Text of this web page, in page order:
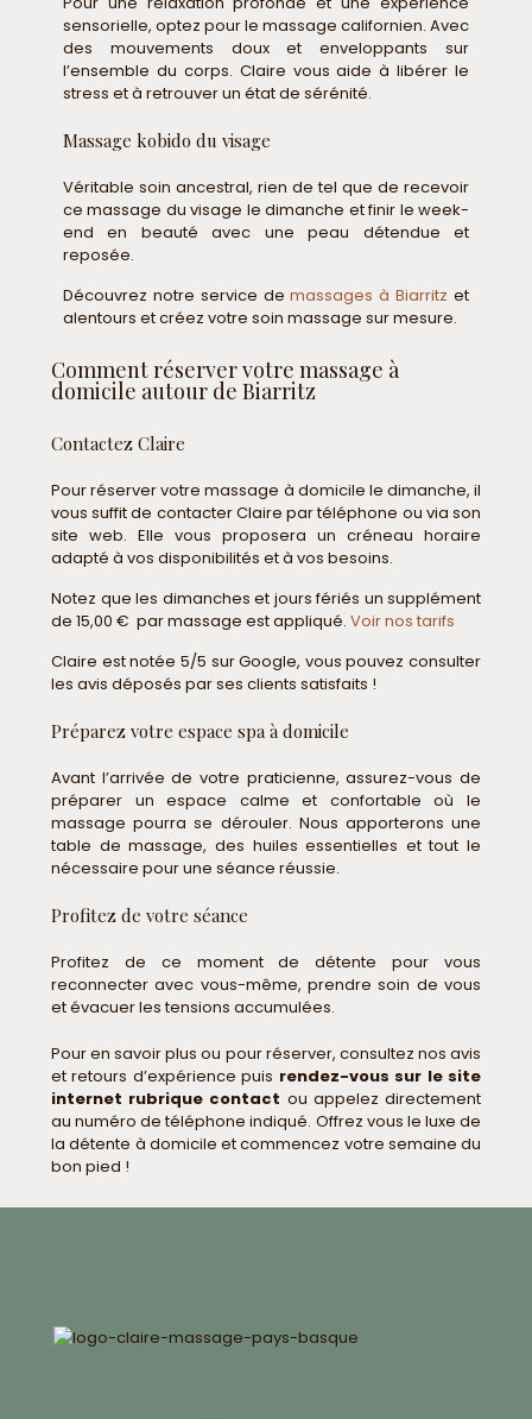
sensorielle, optez pour le massage californien. Avec
des mouvements doux et enveloppants sur
l’ensemble du corps. Claire vous aide à libérer le
stress et à retrouver un état de sérénité.
Massage kobido du visage
Véritable soin ancestral, rien de tel que de recevoir
ce massage du visage le dimanche et finir le week-
end en beauté avec une peau détendue et
reposée.
Découvrez notre service demassages à Biarritz et
alentours et créez votre soin massage sur mesure.
Comment réserver votre massage à
domicile autour de Biarritz
Contactez Claire
Pour réserver votre massage à domicile le dimanche, il
vous suffit de contacter Claire par téléphone ou via son
site web. Elle vous proposera un créneau horaire
adapté à vos disponibilités et à vos besoins.
Notez que les dimanches et jours fériés un supplément
de 15,00 € par massage est appliqué. Voir nos tarifs
Claire est notée 5/5 sur Google, vous pouvez consulter
les avis déposés par ses clients satisfaits !
Préparez votre espace spa à domicile
Avant l’arrivée de votre praticienne, assurez-vous de
préparer un espace calme et confortable où le
massage pourra se dérouler. Nous apporterons une
table de massage, des huiles essentielles et tout le
nécessaire pour une séance réussie.
Profitez de votre séance
Profitez de ce moment de détente pour vous
reconnecter avec vous-même, prendre soin de vous
et évacuer les tensions accumulées.
Pour en savoir plus ou pour réserver, consultez nos avis
et retours d’expérience puis rendez-vous sur le site
internet rubrique contact ou appelez directement
au numéro de téléphone indiqué. Offrez vous le luxe de
la détente à domicile et commencez votre semaine du
bon pied !